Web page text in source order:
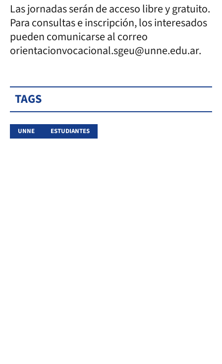
Las jornadas serán de acceso libre y gratuito.
Para consultas e inscripción, los interesados
pueden comunicarse al correo
orientacionvocacional.sgeu@unne.edu.ar.
TAGS
UNNE ESTUDIANTES